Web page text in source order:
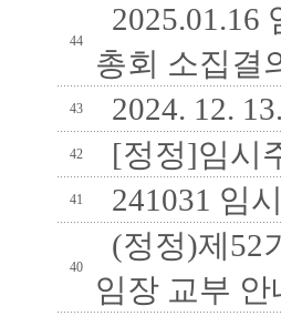
44
2025.01.16
총회 소집결
43 2024. 12.
42 [정정]임시
41 241031 임
40
(정정)제52
임장 교부 안